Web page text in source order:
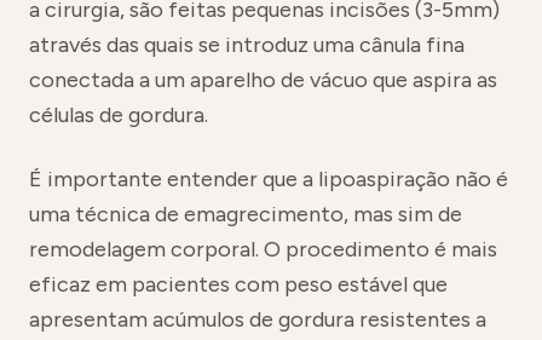
a cirurgia, são feitas pequenas incisões (3-5mm)
através das quais se introduz uma cânula fina
conectada a um aparelho de vácuo que aspira as
células de gordura.
É importante entender que a lipoaspiração não é
uma técnica de emagrecimento, mas sim de
remodelagem corporal. O procedimento é mais
eficaz em pacientes com peso estável que
apresentam acúmulos de gordura resistentes a